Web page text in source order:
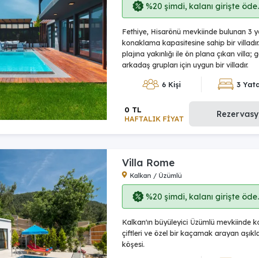
%20 şimdi, kalanı girişte öde.
Fethiye, Hisarönü mevkiinde bulunan 3
konaklama kapasitesine sahip bir
plajına yakınlığı ile ön plana çıkan villa;
arkadaş grupları için uygun bir villadır.
6 Kişi 3
HAFTALIK FİYAT
0 TL
Villa Rome
Kalkan / Üzümlü
%20 şimdi, kalanı girişte öde.
Kalkan'ın büyüleyici Üzümlü mevkiinde
çiftleri ve özel bir kaçamak arayan
köşesi.